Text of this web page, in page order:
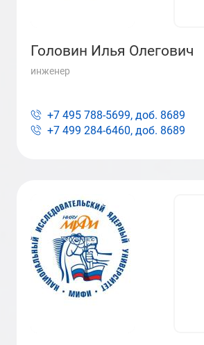
Головин Илья Олегович
инженер
+7 495 788-5699, доб. 8689
+7 499 284-6460, доб. 8689